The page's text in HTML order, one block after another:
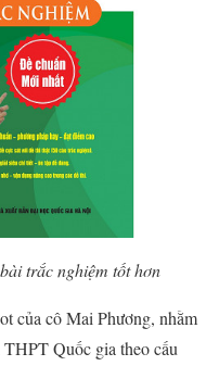
trắc nghiệm tốt hơn
của cô Mai Phương, nhằm
Quốc gia theo cấu